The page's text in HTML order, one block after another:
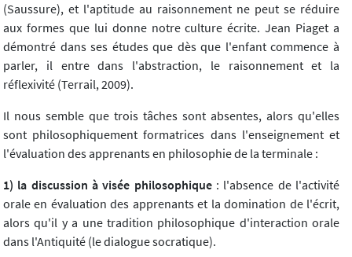
(Saussure), et l'aptitude au raisonnement ne peut se réduire
aux formes que lui donne notre culture écrite. Jean Piaget a
démontré dans ses études que dès que l'enfant commence à
parler, il entre dans l'abstraction, le raisonnement et la
réflexivité (Terrail, 2009).
Il nous semble que trois tâches sont absentes, alors qu'elles
sont philosophiquement formatrices dans l'enseignement et
l'évaluation des apprenants en philosophie de la terminale :
1) la discussion à visée philosophique: l'absence de l'activité
orale en évaluation des apprenants et la domination de l'écrit,
alors qu'il y a une tradition philosophique d'interaction orale
dans l'Antiquité (le dialogue socratique).